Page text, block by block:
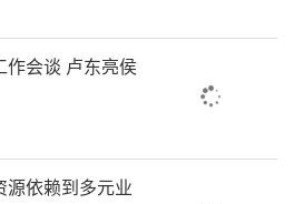
作会谈 卢东亮侯
依赖到多元业